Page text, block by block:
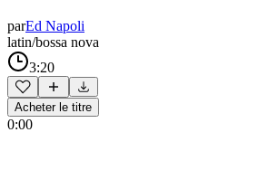
parEd Napoli
latin/bossa nova
3:20
Acheter le titre
0:00